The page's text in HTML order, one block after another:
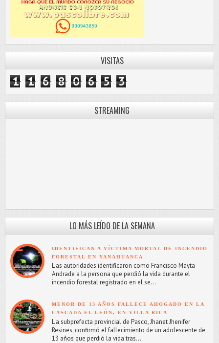
VISITAS
1 1 6 8 0 6 5 3
STREAMING
LO MÁS LEÍDO DE LA SEMANA
IDENTIFICAN A VÍCTIMA MORTAL DE INCENDIO
FORESTAL EN YANAHUANCA
L as autoridades identificaron como Francisco Mayta
Andrade a la persona que perdió la vida durante el
incendio forestal registrado en el se...
MENOR DE 13 AÑOS FALLECE AHOGADO EN LA
CASCADA EL LEÓN, EN VILLA RICA
L a subprefecta provincial de Pasco, Jhanet Jhenifer
Resines, confirmó el fallecimiento de un adolescente de
13 años que perdió la vida tras...